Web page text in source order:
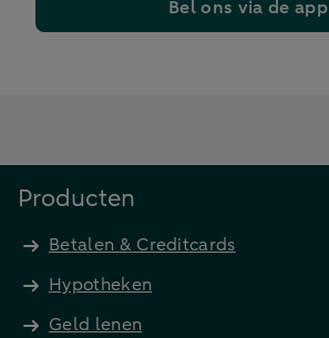
Bel ons via de app
Producten
Betalen & Creditcards
Hypotheken
Geld lenen